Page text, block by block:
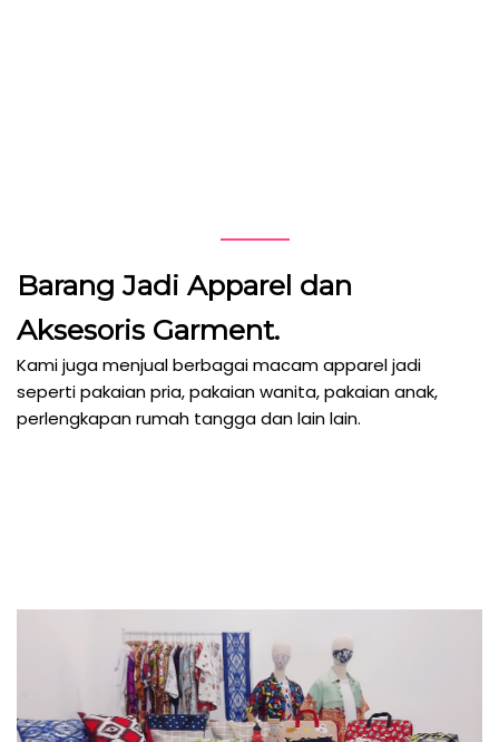
Barang Jadi Apparel dan
Aksesoris Garment.
Kami juga menjual berbagai macam apparel jadi
seperti pakaian pria, pakaian wanita, pakaian anak,
perlengkapan rumah tangga dan lain lain.